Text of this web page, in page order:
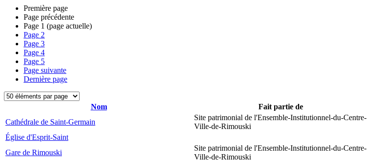
Première page
Page précédente
Page 1 (page actuelle)
Page 2
Page 3
Page 4
Page 5
Page suivante
Dernière page
Nom Fait partie de
Cathédrale de Saint-Germain
Site patrimonial de l'Ensemble-Institutionnel-du-Centre-
Ville-de-Rimouski
Église d'Esprit-Saint
Gare de Rimouski
Site patrimonial de l'Ensemble-Institutionnel-du-Centre-
Ville-de-Rimouski